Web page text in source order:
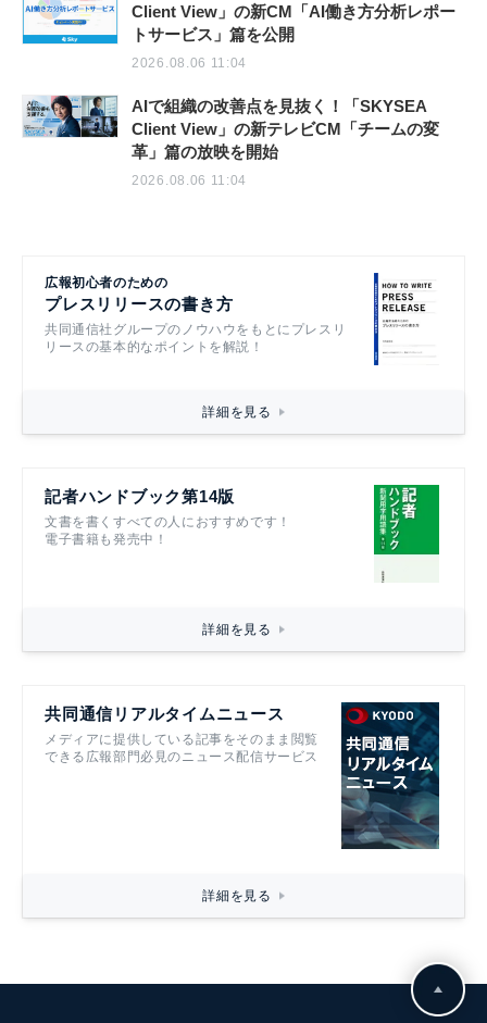
Client View」の新CM「AI働き方分析レポー
トサービス」篇を公開
2026.08.06 11:04
AIで組織の改善点を見抜く！「SKYSEA
Client View」の新テレビCM「チームの変
革」篇の放映を開始
2026.08.06 11:04
広報初心者のための
プレスリリースの書き方
共同通信社グループのノウハウをもとにプレスリ
リースの基本的なポイントを解説！
詳細を見る
記者ハンドブック第14版
文書を書くすべての人におすすめです！
電子書籍も発売中！
詳細を見る
共同通信リアルタイムニュース
メディアに提供している記事をそのまま閲覧
できる広報部門必見のニュース配信サービス
詳細を見る